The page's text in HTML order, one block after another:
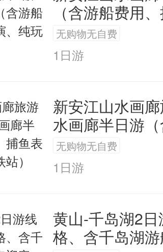
态格局，与掩映其间
相辉映，是画里青山，
年古樟”、“三潭”枇杷、“
古老作坊、龙门瀑布
潭徽戏、鱼鹰捕鱼、采
油、磨豆浆等项目让游
是真正的生态旅游！”
（含游船费用
团）
无购物无自费
1日游
新安江山水画
水画廊半日游
演、免费送高铁
无购物无自费
1日游
黄山-千岛湖2
格、含千岛湖